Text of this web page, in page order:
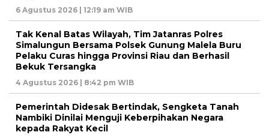
6 Agustus 2026 | 12:19 am WIB
Tak Kenal Batas Wilayah, Tim Jatanras Polres
Simalungun Bersama Polsek Gunung Malela Buru
Pelaku Curas hingga Provinsi Riau dan Berhasil
Bekuk Tersangka
4 Agustus 2026 | 8:42 pm WIB
Pemerintah Didesak Bertindak, Sengketa Tanah
Nambiki Dinilai Menguji Keberpihakan Negara
kepada Rakyat Kecil